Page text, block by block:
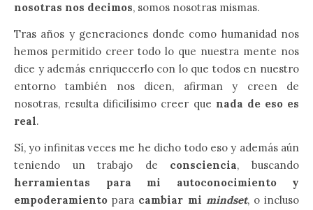
nosotras nos decimos, somos nosotras mismas.
Tras años y generaciones donde como humanidad nos
hemos permitido creer todo lo que nuestra mente nos
dice y además enriquecerlo con lo que todos en nuestro
entorno también nos dicen, afirman y creen de
nosotras, resulta dificilísimo creer que nada de eso es
real.
Sí, yo infinitas veces me he dicho todo eso y además aún
teniendo un trabajo de consciencia, buscando
herramientas para mi autoconocimiento y
empoderamiento para cambiar mi mindset, o incluso